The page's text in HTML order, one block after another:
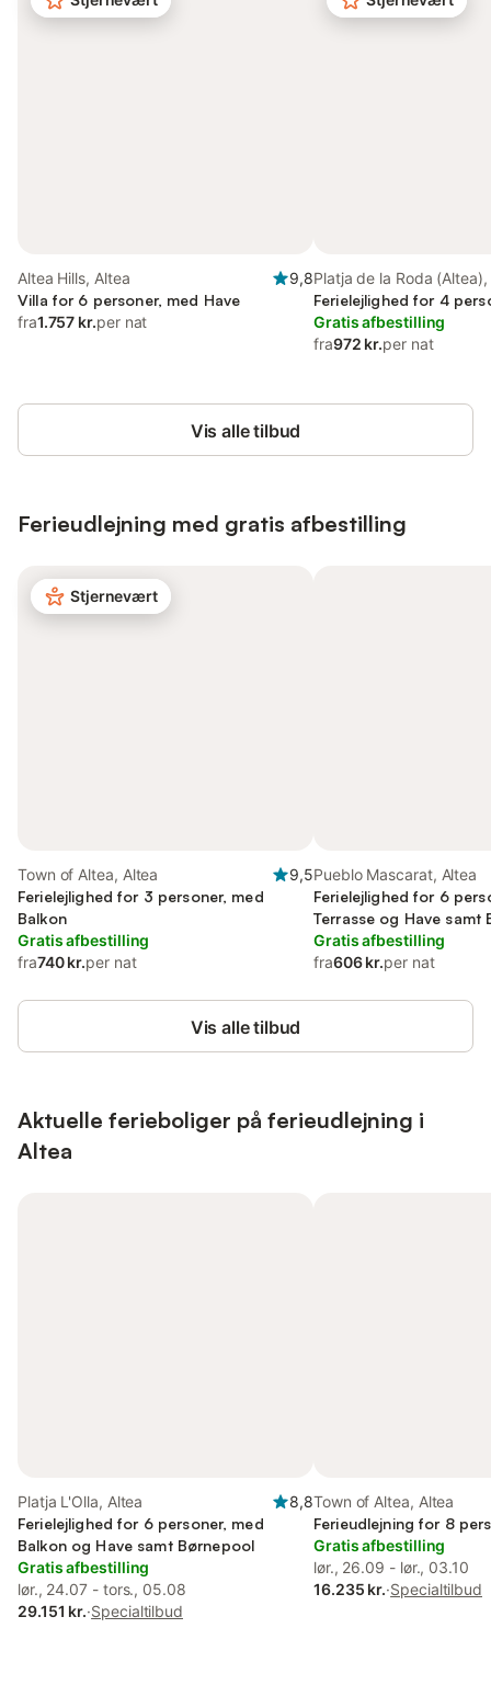
Altea Hills, Altea
9,8
Villa for 6 personer, med Have
fra1.757 kr.per nat
Platja de la Roda
Ferielejlighed for 4
Gratis afbestilling
fra972 kr.per nat
Vis alle tilbud
Ferieudlejning med gratis afbestilling
Stjernevært
Town of Altea, Altea
9,5
Ferielejlighed for 3 personer, med
Balkon
Gratis afbestilling
fra740 kr.per nat
Pueblo Mascarat, Altea
Ferielejlighed for 6
Terrasse og Have samt
Gratis afbestilling
fra606 kr.per nat
Vis alle tilbud
Aktuelle ferieboliger på ferieudlejning i
Altea
Platja L'Olla, Altea
8,8
Ferielejlighed for 6 personer, med
Balkon og Have samt Børnepool
Gratis afbestilling
lør., 24.07 - tors., 05.08
29.151 kr.·Specialtilbud
Town of Altea, Altea
Ferieudlejning for 8
Gratis afbestilling
lør., 26.09 - lør., 03.10
16.235 kr.·Specialtilbud